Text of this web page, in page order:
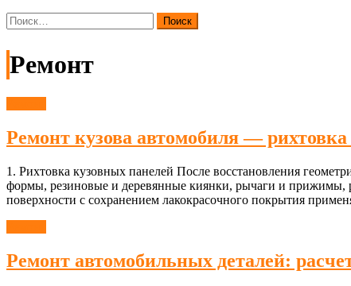
Найти:
Ремонт
Ремонт кузова автомобиля —
1. Рихтовка кузовных панелей После восстановления
формы, резиновые и деревянные киянки, рычаги и прижимы,
поверхности с сохранением лакокрасочного покрытия
Ремонт автомобильных деталей: